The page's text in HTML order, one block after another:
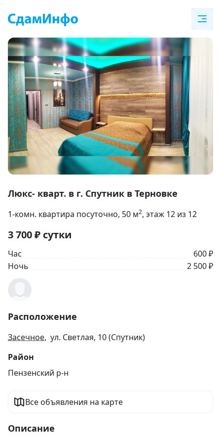
1
25
Люкс- кварт. в г. Спутник в Терновке
1-комн. квартира посуточно, 50 м2, этаж 12 из 12
3 700₽ сутки
Час
600 ₽
Ночь
2 500 ₽
Расположение
Засечное, ул. Светлая, 10 (Спутник)
Район
Пензенский р-н
Все объявления на карте
Описание